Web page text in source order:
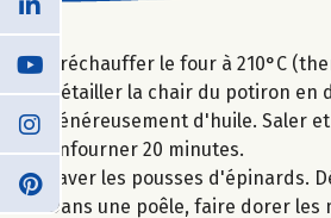
Préchauffer le four à 210°C
Détailler la chair du potiron en
généreusement d'huile. Saler
Enfourner 20 minutes.
Laver les pousses d'épinards.
Dans une poêle, faire dorer